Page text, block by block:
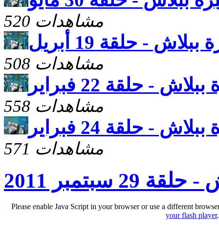
520 مشاهدات
- حلقة 19 أبريل
508 مشاهدات
- حلقة 22 فبراير
558 مشاهدات
- حلقة 24 فبراير
571 مشاهدات
سبتمبر 2011
Please enable Java Script in your browser or use a different
your flash player.